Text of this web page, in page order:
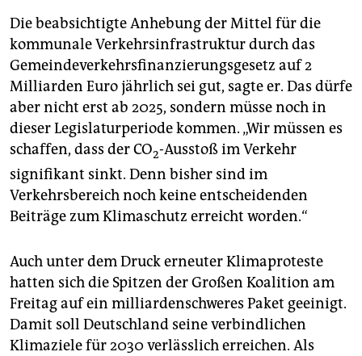
Die beabsichtigte Anhebung der Mittel für die
kommunale Verkehrsinfrastruktur durch das
Gemeindeverkehrsfinanzierungsgesetz auf 2
Milliarden Euro jährlich sei gut, sagte er. Das dürfe
aber nicht erst ab 2025, sondern müsse noch in
dieser Legislaturperiode kommen. „Wir müssen es
schaffen, dass der CO2-Ausstoß im Verkehr
signifikant sinkt. Denn bisher sind im
Verkehrsbereich noch keine entscheidenden
Beiträge zum Klimaschutz erreicht worden.“
Auch unter dem Druck erneuter Klimaproteste
hatten sich die Spitzen der Großen Koalition am
Freitag auf ein milliardenschweres Paket geeinigt.
Damit soll Deutschland seine verbindlichen
Klimaziele für 2030 verlässlich erreichen. Als